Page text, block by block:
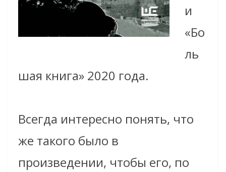
и
«Бо
ль
шая книга» 2020 года.
Всегда интересно понять, что
же такого было в
произведении, чтобы его, по